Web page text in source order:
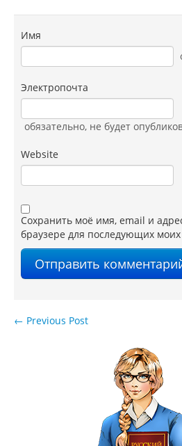
Имя
Электропочта
обязательно, не будет
Website
Сохранить моё имя, email и
браузере для последующих
← Previous Post